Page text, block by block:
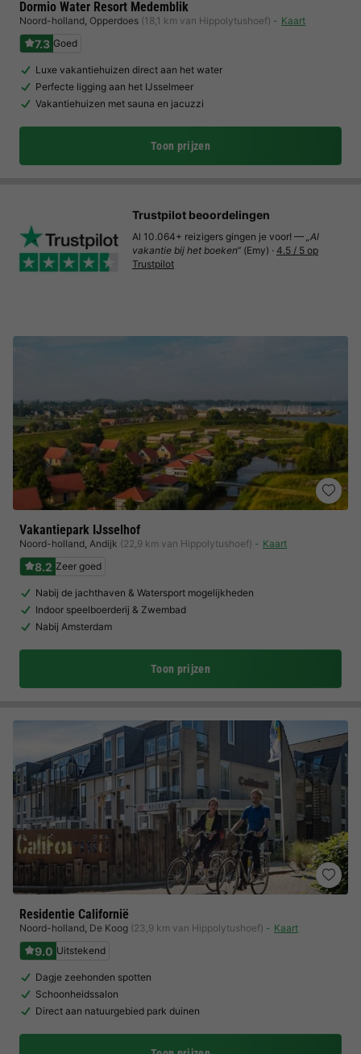
Dormio Water Resort Medemblik
Noord-holland, Opperdoes (18,1 km van Hippolytushoef) Kaart
7.3 Goed
Luxe vakantiehuizen direct aan het water
Perfecte ligging aan het IJsselmeer
Vakantiehuizen met sauna en jacuzzi
Toon prijzen
Vakantiepark IJsselhof
Noord-holland, Andijk (22,9 km van Hippolytushoef) Kaart
8.2 Zeer goed
Nabij de jachthaven & Watersport mogelijkheden
Indoor speelboerderij & Zwembad
Nabij Amsterdam
Toon prijzen
Residentie Californië
Noord-holland, De Koog (23,9 km van Hippolytushoef) Kaart
9.0 Uitstekend
Dagje zeehonden spotten
Schoonheidssalon
Direct aan natuurgebied park duinen
Trustpilot beoordelingen
Al 10.064+ reizigers gingen je voor! — „Al
vakantie bij het boeken“ (Emy) · 4.5 / 5 op
Trustpilot